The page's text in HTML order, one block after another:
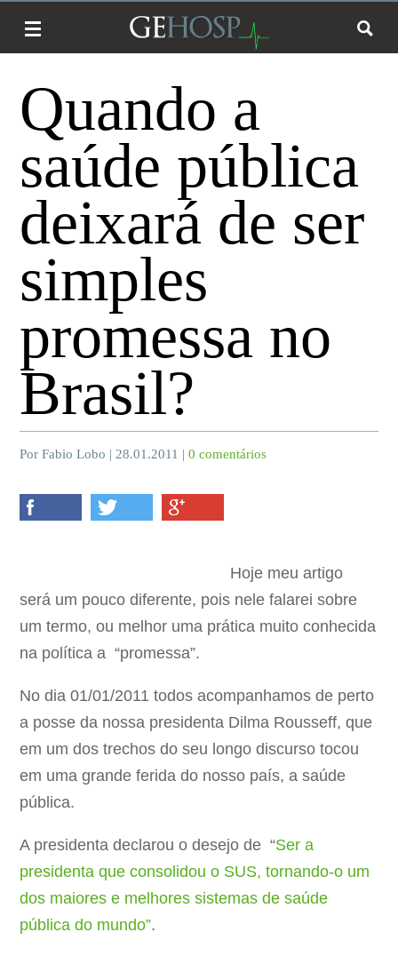
Gestão
Quando a
saúde pública
deixará de ser
simples
promessa no
Brasil?
Por Fabio Lobo | 28.01.2011 |0 comentários
Hoje meu artigo
será um pouco diferente, pois nele falarei sobre
um termo, ou melhor uma prática muito conhecida
na política a “promessa”.
No dia 01/01/2011 todos acompanhamos de perto
a posse da nossa presidenta Dilma Rousseff, que
em um dos trechos do seu longo discurso tocou
em uma grande ferida do nosso país, a saúde
pública.
A presidenta declarou o desejo de “Ser a
presidenta que consolidou o SUS, tornando-o um
dos maiores e melhores sistemas de saúde
pública do mundo”.